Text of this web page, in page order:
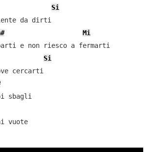
Si
da dirti
Mi
e non riesco a fermarti
Si
cercarti
sbagli
vuote